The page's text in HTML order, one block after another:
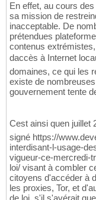
En effet, au cours
sa mission de
inacceptable. De
prétendues
contenus
daccès à Internet
domaines, ce qui les
existe de
gouvernement tente
Cest ainsi quen
signé https://
interdisant-l-usage-
vigueur-ce-mercredi-
loi/ visant à combler
citoyens d'accéder à
les proxies, Tor, et